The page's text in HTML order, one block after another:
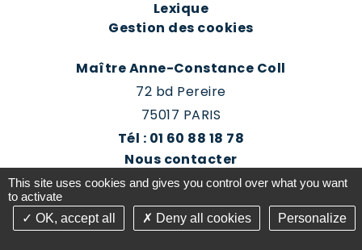
Lexique
Gestion des cookies
Maître Anne-Constance Coll
72 bd Pereire
75017 PARIS
Tél : 01 60 88 18 78
Nous contacter
Prendre rendez-vous
This site uses cookies and gives you control over what you want
to activate
OK, accept all
Deny all cookies Personalize